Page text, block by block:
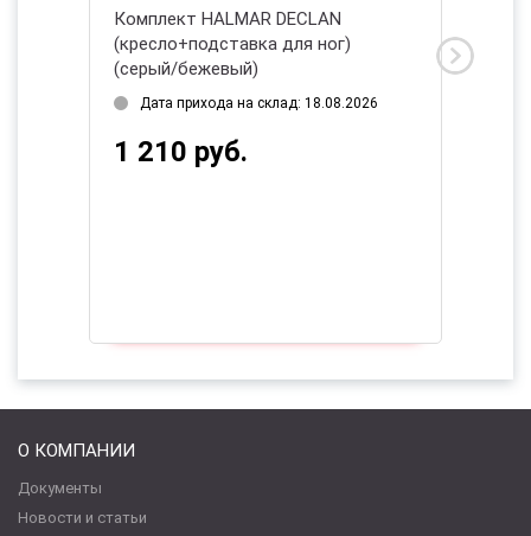
Комплект HALMAR DECLAN
(кресло+подставка для ног)
(серый/бежевый)
Дата прихода на склад: 18.08.2026
1 210 руб.
(серый)
О КОМПАНИИ
Документы
Новости и статьи